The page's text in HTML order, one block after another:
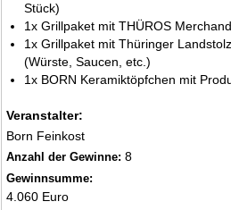
Stück)
1x Grillpaket mit THÜROS
1x Grillpaket mit Thüringer
(Würste, Saucen, etc.)
1x BORN Keramiktöpfchen mit
Veranstalter:
Born Feinkost
Anzahl der Gewinne: 8
Gewinnsumme:
4.060 Euro